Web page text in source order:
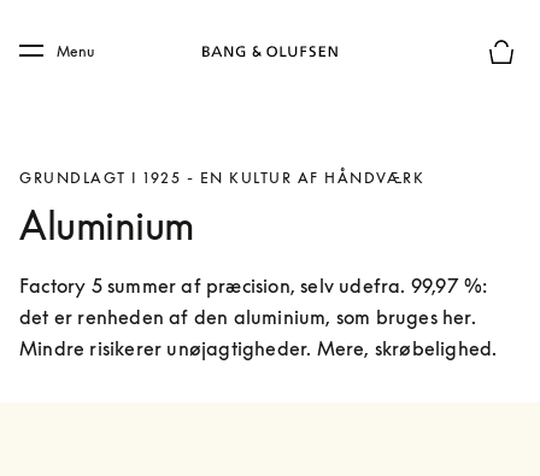
Skip to main footer
Menu
GRUNDLAGT I 1925 - EN KULTUR AF HÅNDVÆRK
Aluminium
Factory 5 summer af præcision, selv udefra. 99,97 %:
det er renheden af den aluminium, som bruges her.
Mindre risikerer unøjagtigheder. Mere, skrøbelighed.